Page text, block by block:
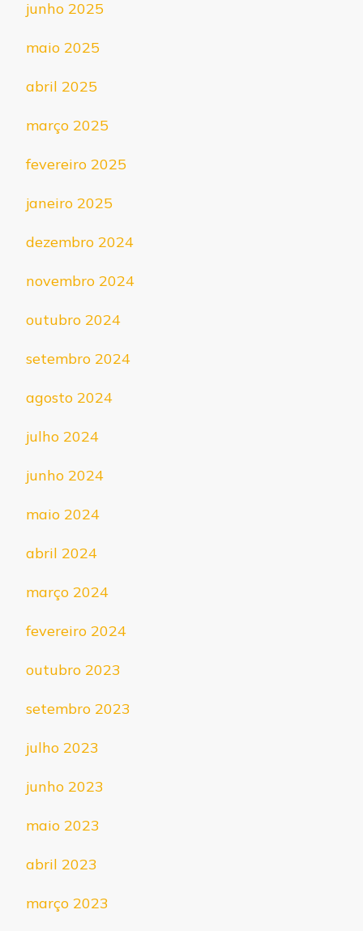
junho 2025
maio 2025
abril 2025
março 2025
fevereiro 2025
janeiro 2025
dezembro 2024
novembro 2024
outubro 2024
setembro 2024
agosto 2024
julho 2024
junho 2024
maio 2024
abril 2024
março 2024
fevereiro 2024
outubro 2023
setembro 2023
julho 2023
junho 2023
maio 2023
abril 2023
março 2023